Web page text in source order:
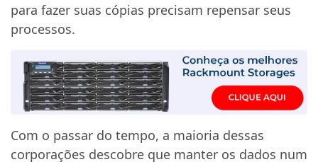
para fazer suas cópias precisam repensar seus
processos.
Com o passar do tempo, a maioria dessas
corporações descobre que manter os dados num